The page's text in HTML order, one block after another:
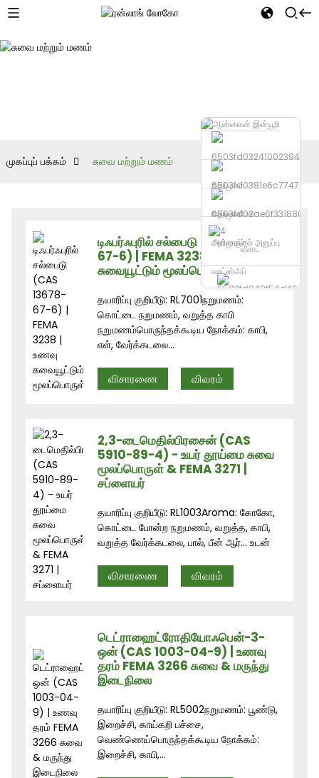
தொலைபேசி
மின்னஞ்சல் அனுப்பு
வாட்ஸ்அப்
வீசாட்
முகப்புப் பக்கம் சுவை மற்றும் மணம்
டிஃபர்ஃபுரில் சல்பைடு (CAS 13678-
67-6) | FEMA 3238 | உணவு
சுவையூட்டும் மூலப்பொருள்
தயாரிப்பு குறியீடு: RL7001நறுமணம்:
கொட்டை நறுமணம், வறுத்த காபி
நறுமணம்பொருந்தக்கூடிய நோக்கம்: காபி,
எள், வேர்க்கடலை...
விசாரணை விவரம்
2,3-டைமெதில்பிரசைன் (CAS
5910-89-4) - உயர் தூய்மை சுவை
மூலப்பொருள் & FEMA 3271 |
சப்ளையர்
தயாரிப்பு குறியீடு: RL1003Aroma: கோகோ,
கொட்டை போன்ற நறுமணம், வறுத்த, காபி,
வறுத்த வேர்க்கடலை, பால், பீன் ஆர்... உடன்
விசாரணை விவரம்
டெட்ராஹைட்ரோதியோஃபென்-3-
ஒன் (CAS 1003-04-9) | உணவு
தரம் FEMA 3266 சுவை & மருந்து
இடைநிலை
தயாரிப்பு குறியீடு: RL5002நறுமணம்: பூண்டு,
இறைச்சி, காய்கறி பச்சை,
வெண்ணெய்பொருந்தக்கூடிய நோக்கம்:
இறைச்சி, காபி,...